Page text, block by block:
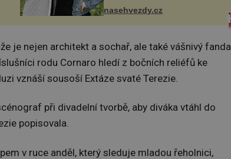
ozvala veřejnosti. Na sociální
nasehvezdy.cz
je nejen architekt a sochař, ale také vášnivý fanda
rodu Cornaro hledí z bočních reliéfů ke
vznáší sousoší Extáze svaté Terezie.
při divadelní tvorbě, aby diváka vtáhl do
popisovala.
v ruce anděl, který sleduje mladou řeholnici,